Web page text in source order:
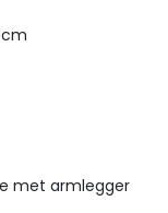
met armlegger